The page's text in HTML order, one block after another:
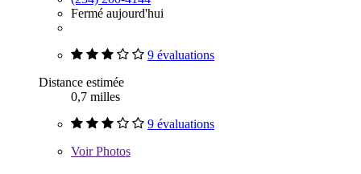
Fermé aujourd'hui
9 évaluations
Distance estimée
0,7 milles
9 évaluations
VoirPhotos